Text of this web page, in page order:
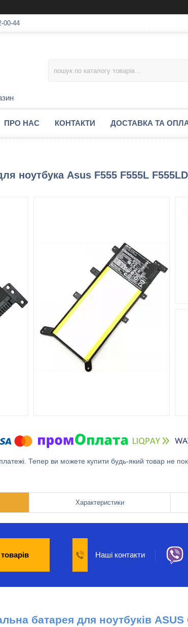
00-44
ПРО НАС КОНТАКТИ ДОСТАВКА ТА
ноутбука Asus F555 F555L
Тепер ви можете купити будь-який товар не
Характеристики
Наші контакти
батарея для ноутбуків ASUS